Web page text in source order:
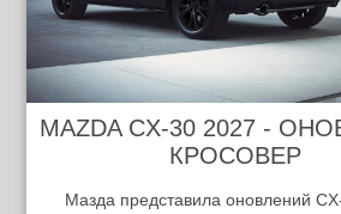
MAZDA CX-30 2027 -
КРОСОВЕР
Мазда представила оновлений